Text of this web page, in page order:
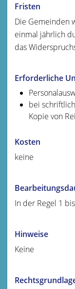
Fristen
Die Gemeinden
einmal jährlich
das
Erforderliche
bei
Kopie von
Kosten
keine
In der Regel 1
Hinweise
Keine